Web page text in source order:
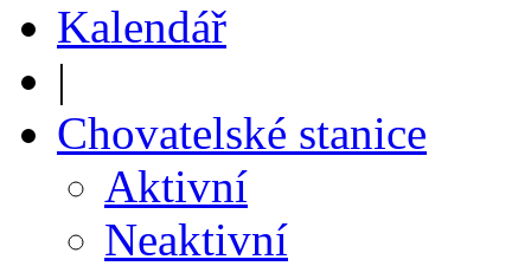
Kalendář
|
Chovatelské stanice
Aktivní
Neaktivní